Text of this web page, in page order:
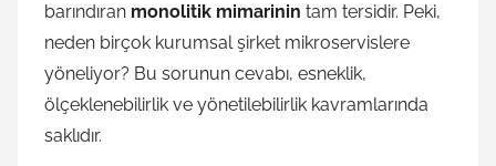
barındıran monolitik mimarinin tam tersidir. Peki,
neden birçok kurumsal şirket mikroservislere
yöneliyor? Bu sorunun cevabı, esneklik,
ölçeklenebilirlik ve yönetilebilirlik kavramlarında
saklıdır.